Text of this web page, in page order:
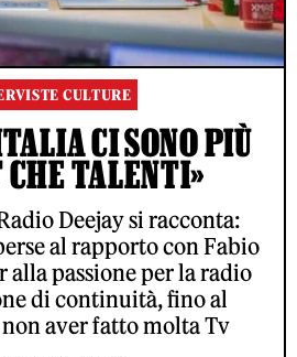
CULTURE
CI SONO PIÙ
TALENTI»
Deejay si racconta:
al rapporto con Fabio
alla passione per la radio
di continuità, fino al
aver fatto molta Tv